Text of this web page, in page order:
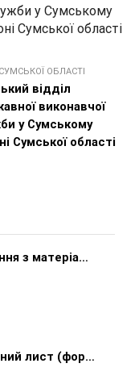
ОБЛАСТІ
відділ
виконавчої
у Сумському
Сумської області
Заява про ознайомлення з матеріалами виконавчого провадження (зразок, шаблон 2025 року)
Опис вкладення у цінний лист (форма 107) + інструкція відправлення цінного листа з описом вкладення